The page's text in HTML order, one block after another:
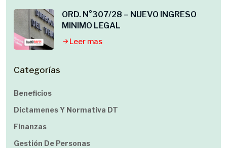
ORD. N°307/28 – NUEVO INGRESO
MINIMO LEGAL
Leer mas
Categorías
Beneficios
Dictamenes Y Normativa DT
Finanzas
Gestión De Personas